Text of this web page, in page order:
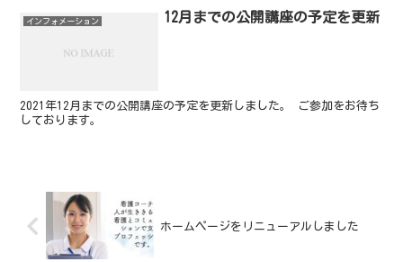
インフォメーション 12月までの公開講座の予定を更新
2021年12月までの公開講座の予定を更新しました。 ご参加をお待ち
しております。
ホームページをリニューアルしました